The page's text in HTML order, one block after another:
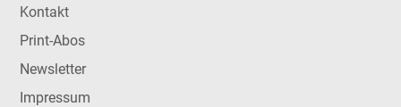
Kontakt
Print-Abos
Newsletter
Impressum